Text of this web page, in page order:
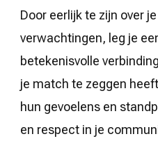
Door eerlijk te zijn over
verwachtingen, leg je
betekenisvolle
je match te zeggen
hun gevoelens en
en respect in je